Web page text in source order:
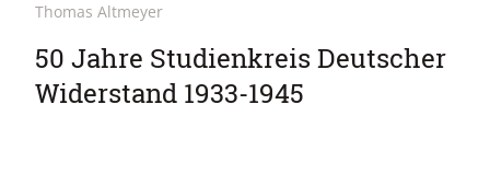
Thomas Altmeyer
50 Jahre Studienkreis Deutscher
Widerstand 1933-1945